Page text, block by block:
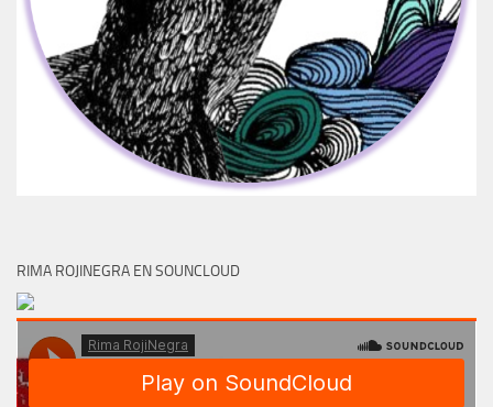
RIMA ROJINEGRA EN SOUNCLOUD